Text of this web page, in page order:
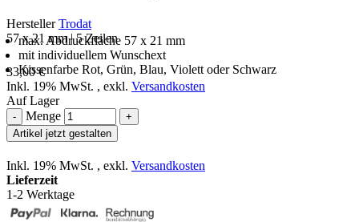
HerstellerTrodat
57 x 21 mm | 5 Zeilen
max. Abdruckfläche 57 x 21 mm
mit individuellem Wunschext
Kissenfarbe Rot, Grün, Blau, Violett oder Schwarz
33,00 €
Inkl. 19% MwSt. , exkl. Versandkosten
Auf Lager
- Menge
+
Artikel jetzt gestalten
Inkl. 19% MwSt. , exkl. Versandkosten
Lieferzeit
1-2 Werktage